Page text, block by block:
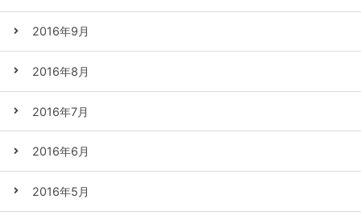
2016年9月
2016年8月
2016年7月
2016年6月
2016年5月